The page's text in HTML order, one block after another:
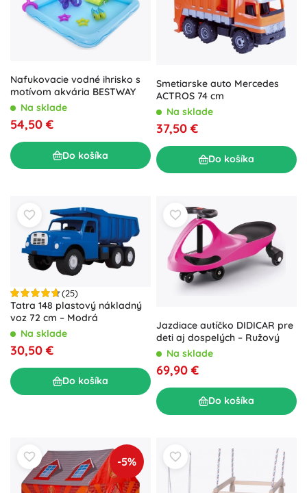
Nafukovacie vodné ihrisko s
motívom akvária BESTWAY
Na sklade
54,50 €
Do košíka
Smetiarske auto Mercedes
ACTROS 74 cm
Na sklade
37,50 €
Do košíka
(25)
Tatra 148 plastový nákladný
voz 72 cm – Modrá
Na sklade
30,50 €
Do košíka
Jazdiace autíčko DIDICAR pre
deti aj dospelých – Ružový
Na sklade
69,90 €
Do košíka
-5%